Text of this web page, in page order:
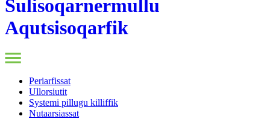
Sulisoqarnermullu
Aqutsisoqarfik
Periarfissat
Ullorsiutit
Systemi pillugu killiffik
Nutaarsiassat